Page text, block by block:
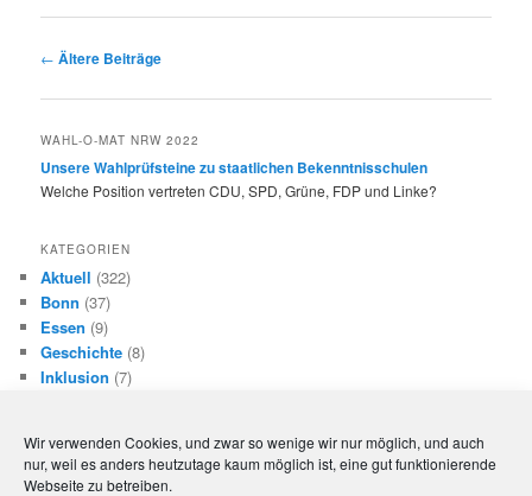
Wir verwenden Cookies, und zwar so wenige wir nur möglich, und auch
nur, weil es anders heutzutage kaum möglich ist, eine gut funktionierende
Webseite zu betreiben.
Beitragsnavigation
← Ältere Beiträge
WAHL-O-MAT NRW 2022
Unsere Wahlprüfsteine zu staatlichen Bekenntnisschulen
Welche Position vertreten CDU, SPD, Grüne, FDP und Linke?
KATEGORIEN
Aktuell (322)
Bonn (37)
Essen (9)
Geschichte (8)
Inklusion (7)
Köln(1)
Landespolitik NRW(114)